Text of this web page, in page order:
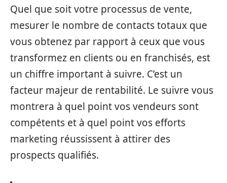
Quel que soit votre processus de vente,
mesurer le nombre de contacts totaux que
vous obtenez par rapport à ceux que vous
transformez en clients ou en franchisés, est
un chiffre important à suivre. C’est un
facteur majeur de rentabilité. Le suivre vous
montrera à quel point vos vendeurs sont
compétents et à quel point vos efforts
marketing réussissent à attirer des
prospects qualifiés.